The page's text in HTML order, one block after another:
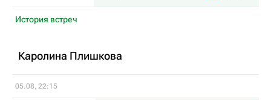
История встреч
Каролина Плишкова
05.08, 22:15